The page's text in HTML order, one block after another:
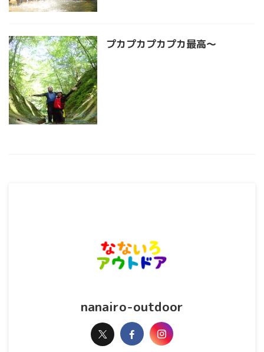
プカプカプカプカ最高〜
nanairo-outdoor